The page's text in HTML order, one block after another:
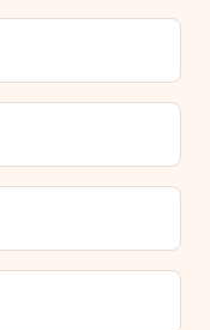
ve slavnostním
být doručen nebo
náklady na
dárek?
Můžete věřit, že